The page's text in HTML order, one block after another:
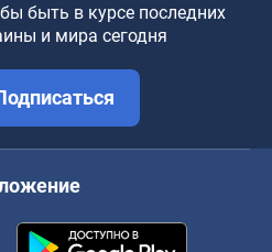
быть в курсе последних
и мира сегодня